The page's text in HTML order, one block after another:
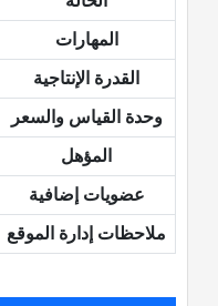
المهارات
القدرة الإنتاجية
وحدة القياس والسعر
المؤهل
عضويات إضافية
ملاحظات إدارة الموقع